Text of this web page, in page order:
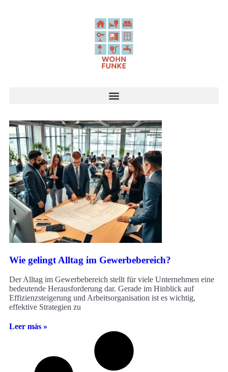
Wie gelingt Alltag im Gewerbebereich?
Der Alltag im Gewerbebereich stellt für viele Unternehmen eine
bedeutende Herausforderung dar. Gerade im Hinblick auf
Effizienzsteigerung und Arbeitsorganisation ist es wichtig,
effektive Strategien zu
Leer más »